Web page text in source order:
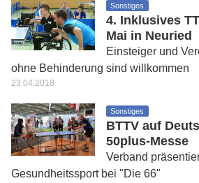
Sonstiges
4. Inklusives
Mai in Neuried
Einsteiger und
ohne Behinderung sind willkommen
23.04.2018
Sonstiges
BTTV auf
50plus-Messe
Verband
Gesundheitssport bei "Die 66"